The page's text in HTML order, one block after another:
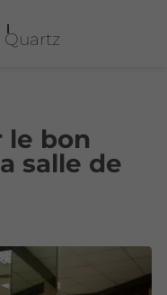
Quartz
le bon
salle de